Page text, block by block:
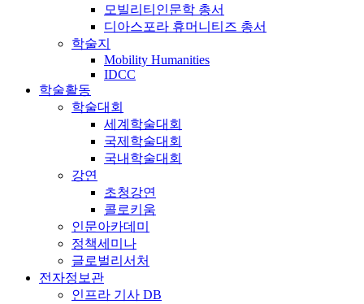
모빌리티인문학 총서
디아스포라 휴머니티즈 총서
학술지
Mobility Humanities
IDCC
학술활동
학술대회
세계학술대회
국제학술대회
국내학술대회
강연
초청강연
콜로키움
인문아카데미
정책세미나
글로벌리서처
전자정보관
인프라 기사 DB